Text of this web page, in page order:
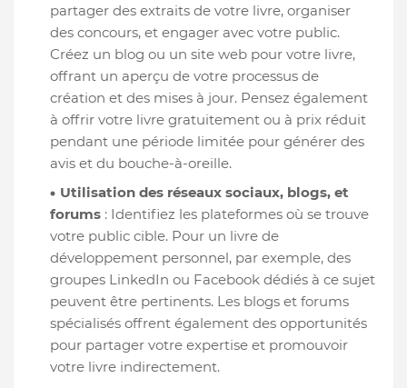
partager des extraits de votre livre, organiser
des concours, et engager avec votre public.
Créez un blog ou un site web pour votre livre,
offrant un aperçu de votre processus de
création et des mises à jour. Pensez également
à offrir votre livre gratuitement ou à prix réduit
pendant une période limitée pour générer des
avis et du bouche-à-oreille.
Utilisation des réseaux sociaux, blogs, et
forums : Identifiez les plateformes où se trouve
votre public cible. Pour un livre de
développement personnel, par exemple, des
groupes LinkedIn ou Facebook dédiés à ce sujet
peuvent être pertinents. Les blogs et forums
spécialisés offrent également des opportunités
pour partager votre expertise et promouvoir
votre livre indirectement.